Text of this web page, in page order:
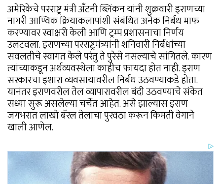
अमेरिकेचे परराष्ट्र मंत्री अँटनी ब्लिंकन यांनी शुक्रवारी इराणच्या
नागरी आण्विक क्रियाकलापांशी संबंधित अनेक निर्बंध माफ
करण्यावर स्वाक्षरी केली आणि ट्रम्प प्रशासनाचा निर्णय
उलटवला. इराणच्या परराष्ट्रमंत्र्यांनी शनिवारी निर्बंधांच्या
सवलतीचे स्वागत केले परंतु ते पुरेसे नसल्याचे सांगितले. कारण
त्यांच्याकडून अर्थव्यवस्थेला काहीच फायदा होत नाही. इराण
सरकारचा इशारा व्यवसायावरील निर्बंध उठवण्याकडे होता.
यानंतर इराणवरील तेल व्यापारावरील बंदी उठवण्याचे संकेत
सध्या सुरू असलेल्या चर्चेत आहेत. असे झाल्यास इराण
जगभरात लाखो बॅरल तेलाचा पुरवठा करून किमती वेगाने
खाली आणेल.